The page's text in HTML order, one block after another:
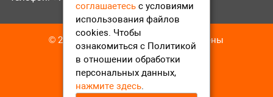
© 2016-2023 ТВР24 Все права защищены
соглашаетесь с условиями
использования файлов
cookies. Чтобы
ознакомиться с Политикой
в отношении обработки
персональных данных,
нажмите здесь.